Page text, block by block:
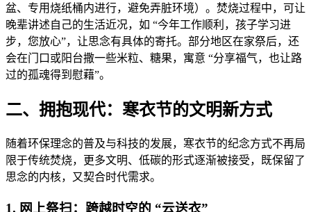
盆、专用烧纸桶内进行，避免弄脏环境）。焚烧过程中，可让
晚辈讲述自己的生活近况，如 “今年工作顺利，孩子学习进
步，您放心”，让思念有具体的寄托。部分地区在家祭后，还
会在门口或阳台撒一些米粒、糖果，寓意 “分享福气，也让路
过的孤魂得到慰藉”。
二、拥抱现代：寒衣节的文明新方式
随着环保理念的普及与科技的发展，寒衣节的纪念方式不再局
限于传统焚烧，更多文明、低碳的形式逐渐被接受，既保留了
思念的内核，又契合时代需求。
1. 网上祭扫：跨越时空的 “云送衣”